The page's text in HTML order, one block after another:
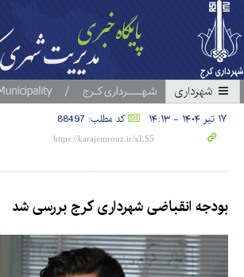
شهرداری
۱۷ تیر ۱۴۰۴ - ۱۴:۱۳ کد مطلب: 88497
بودجه انقباضی شهرداری کرج بررسی شد